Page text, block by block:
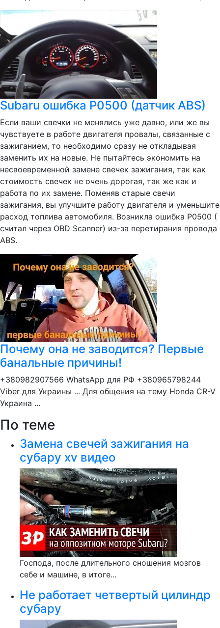
Subaru ошибка P0500 (датчик ABS)
Если ваши свечки не менялись уже давно, или же вы
чувствуете в работе двигателя провалы, связанные с
зажиганием, то необходимо сразу не откладывая
заменить их на новые. Не пытайтесь экономить на
несвоевременной замене свечек зажигания, так как
стоимость свечек не очень дорогая, так же как и
работа по их замене. Поменяв старые свечи
зажигания, вы улучшите работу двигателя и уменьшите
расход топлива автомобиля. Возникла ошибка P0500 (
считал через OBD Scanner) из-за перетирания провода
ABS.
Почему она не заводится? Первые
банальные причины!
+380982907566 WhatsApp для РФ +380965798244
Viber для Украины ... Для общения на тему Honda CR-V
Украина ...
По теме
Замена свечей зажигания на
субару xv видео
Господа, после длительного сношения мозгов
себе и машине, в итоге...
Не работает четвертый цилиндр
субару